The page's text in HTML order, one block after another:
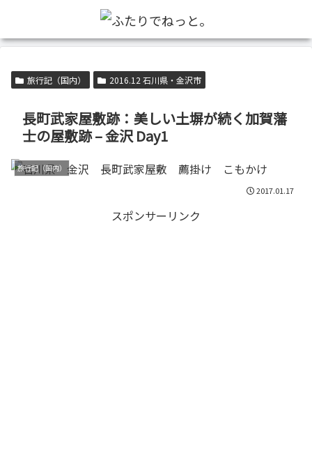
旅行記（国内） 2016.12 石川県・金沢市
長町武家屋敷跡：美しい土塀が続く加賀藩
士の屋敷跡 – 金沢 Day1
旅行記（国内）
2017.01.17
スポンサーリンク